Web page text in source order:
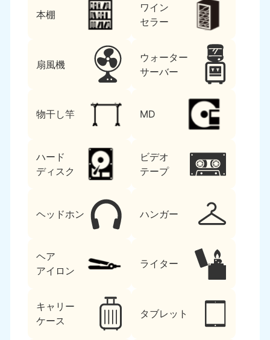
本棚
ワイン
セラー
扇風機
ウォーター
サーバー
物干し竿 MD
ハード
ディスク
ビデオ
テープ
ヘッドホン ハンガー
ヘア
アイロン
ライター
キャリー
ケース
タブレット